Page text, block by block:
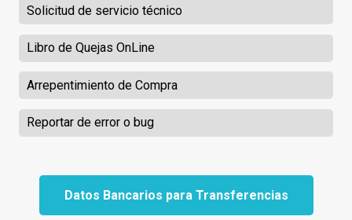
Solicitud de servicio técnico
Libro de Quejas OnLine
Arrepentimiento de Compra
Reportar de error o bug
Datos Bancarios para Transferencias